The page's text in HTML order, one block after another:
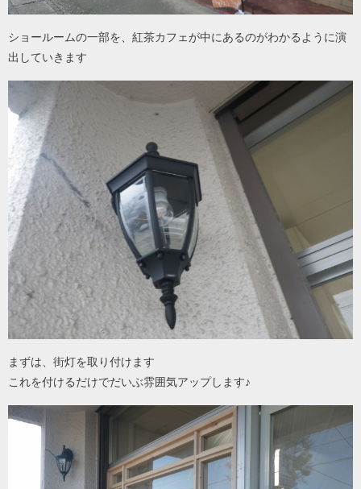
ショールームの一部を、紅茶カフェが中にあるのがわかるように演
出していきます
まずは、街灯を取り付けます
これを付けるだけでだいぶ雰囲気アップします♪